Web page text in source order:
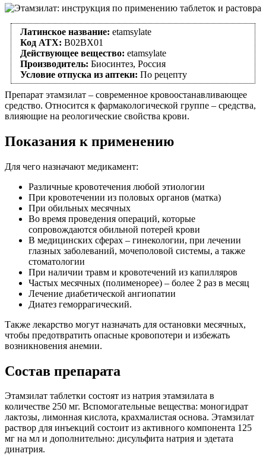
Латинское название: etamsylate
Код АТХ: B02BX01
Действующее вещество: etamsylate
Производитель: Биосинтез, Россия
Условие отпуска из аптеки: По рецепту
Препарат этамзилат – современное кровоостанавливающее
средство. Относится к фармакологической группе – средства,
влияющие на реологические свойства крови.
Показания к применению
Для чего назначают медикамент:
Различные кровотечения любой этиологии
При кровотечении из половых органов (матка)
При обильных месячных
Во время проведения операций, которые
сопровождаются обильной потерей крови
В медицинских сферах – гинекологии, при лечении
глазных заболеваний, мочеполовой системы, а также
стоматологии
При наличии травм и кровотечений из капилляров
Частых месячных (полименорее) – более 2 раз в месяц
Лечение диабетической ангиопатии
Диатез геморрагический.
Также лекарство могут назначать для остановки месячных,
чтобы предотвратить опасные кровопотери и избежать
возникновения анемии.
Состав препарата
Этамзилат таблетки состоят из натрия этамзилата в
количестве 250 мг. Вспомогательные вещества: моногидрат
лактозы, лимонная кислота, крахмалистая основа. Этамзилат
раствор для инъекций состоит из активного компонента 125
мг на мл и дополнительно: дисульфита натрия и эдетата
динатрия.